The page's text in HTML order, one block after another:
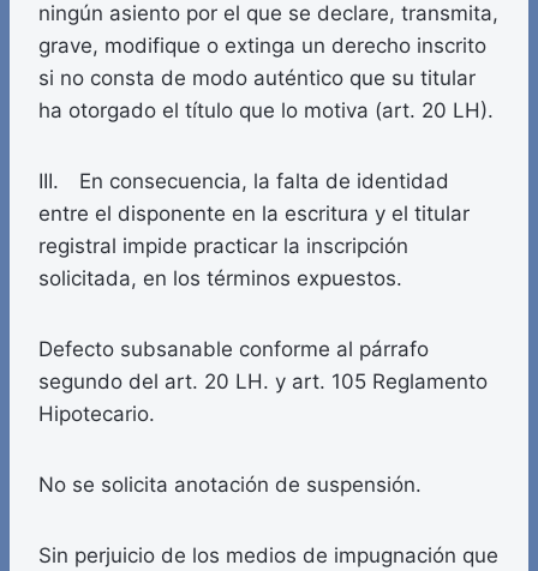
ningún asiento por el que se declare, transmita,
grave, modifique o extinga un derecho inscrito
si no consta de modo auténtico que su titular
ha otorgado el título que lo motiva (art. 20 LH).
III. En consecuencia, la falta de identidad
entre el disponente en la escritura y el titular
registral impide practicar la inscripción
solicitada, en los términos expuestos.
Defecto subsanable conforme al párrafo
segundo del art. 20 LH. y art. 105 Reglamento
Hipotecario.
No se solicita anotación de suspensión.
Sin perjuicio de los medios de impugnación que